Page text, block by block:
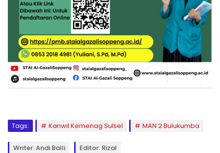
Tags: Kanwil Kemenag Sulsel MAN 2 Bulukumba
Writer: Andi Balli Editor: Rizal